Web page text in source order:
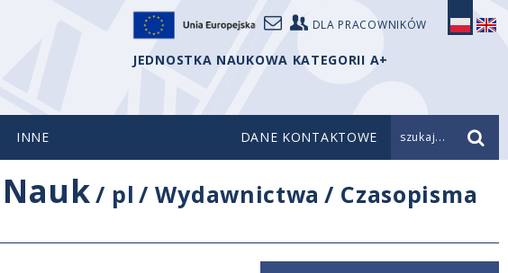
DLA PRACOWNIKÓW
JEDNOSTKA NAUKOWA KATEGORII A+
INNE DANE KONTAKTOWE szukaj...
/ pl /Wydawnictwa / Czasopisma